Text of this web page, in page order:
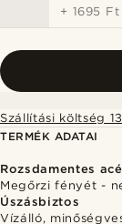
+ 1695 Ft
TERMÉK ADATAI
Rozsdamentes
Megőrzi fényét -
Úszásbiztos
Vízálló,